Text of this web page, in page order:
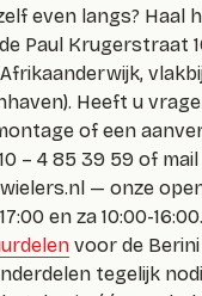
even langs? Haal
Paul Krugerstraat
Heeft u
of een
– 4 85 39 59 of mail
— onze
en za 10:00-
voor de
tegelijk